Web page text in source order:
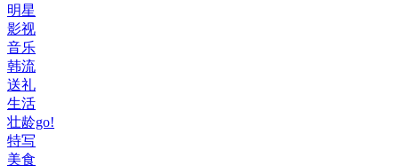
明星
影视
音乐
韩流
送礼
生活
壮龄go!
特写
美食